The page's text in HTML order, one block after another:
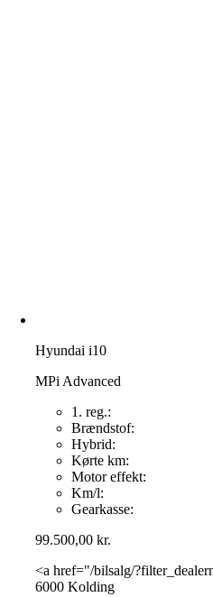
Hyundai i10
MPi Advanced
1. reg.:
Brændstof:
Hybrid:
Kørte km:
Motor effekt:
Km/l:
Gearkasse:
99.500,00kr.
<a href="/bilsalg/
6000 Kolding